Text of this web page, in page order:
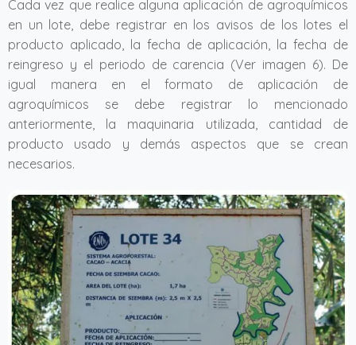
Cada vez que realice alguna aplicación de agroquímicos
en un lote, debe registrar en los avisos de los lotes el
producto aplicado, la fecha de aplicación, la fecha de
reingreso y el periodo de carencia (Ver imagen 6). De
igual manera en el formato de aplicación de
agroquímicos se debe registrar lo mencionado
anteriormente, la maquinaria utilizada, cantidad de
producto usado y demás aspectos que se crean
necesarios.